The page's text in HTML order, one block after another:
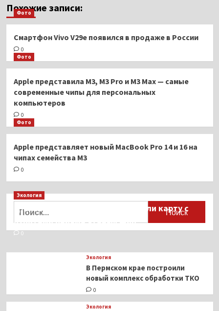
Похожие записи:
Фото
Смартфон Vivo V29e появился в продаже в России
0
Фото
Apple представила M3, M3 Pro и M3 Max — самые
современные чипы для персональных
компьютеров
0
Фото
Apple представляет новый MacBook Pro 14 и 16 на
чипах семейства M3
0
Экология
Для автомобилистов разработали карту с
пунктами приёма старых шин
0
Экология
В Пермском крае построили
новый комплекс обработки ТКО
0
Экология